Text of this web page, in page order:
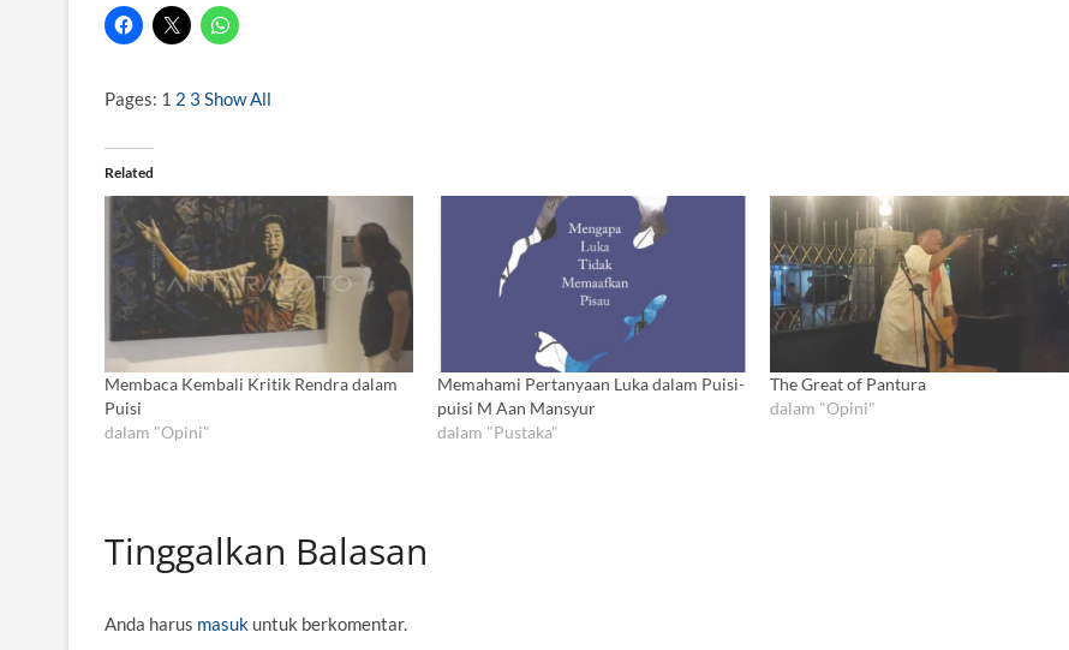
Pages: 1 2 3 Show All
Related
Membaca Kembali Kritik Rendra dalam
Puisi
dalam "Opini"
Memahami Pertanyaan Luka dalam Puisi-
puisi M Aan Mansyur
dalam "Pustaka"
The Great of Pantura
dalam "Opini"
Tinggalkan Balasan
Anda harus masuk untuk berkomentar.